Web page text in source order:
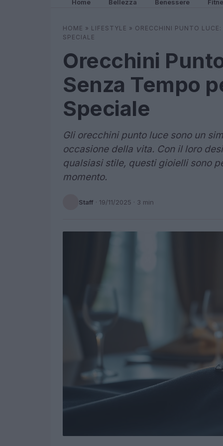
Home Bellezza Benessere
HOME » LIFESTYLE » ORECCHINI PUNTO
SPECIALE
Orecchini
Senza Tempo
Speciale
Gli orecchini punto luce sono un
occasione della vita. Con il loro
qualsiasi stile, questi gioielli sono
momento.
Staff · 19/11/2025 · 3 min